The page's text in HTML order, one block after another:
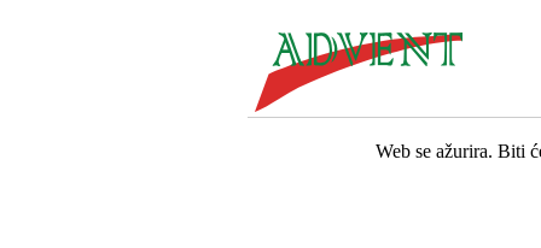
Web se ažurira. Biti